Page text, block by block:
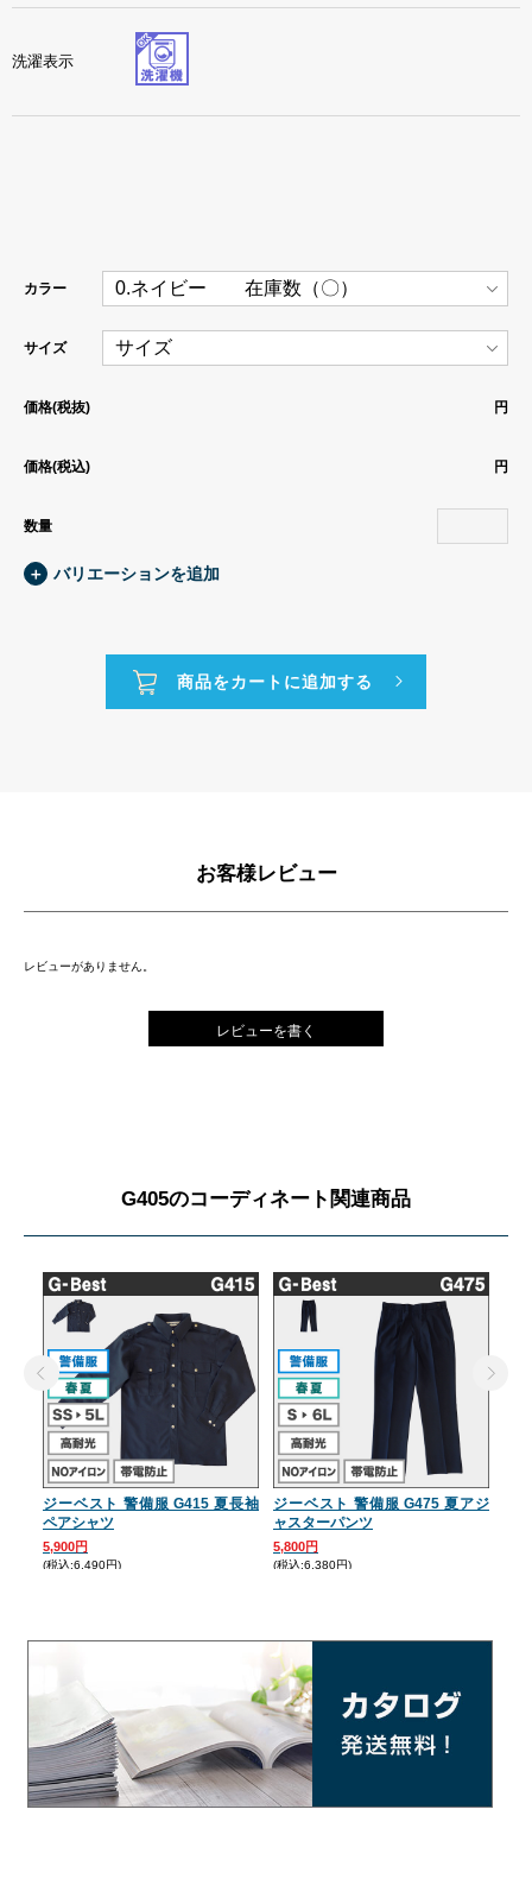
洗濯表示
カラー
サイズ
価格(税抜) 円
価格(税込) 円
数量
＋ バリエーションを追加
お客様レビュー
レビューがありません。
レビューを書く
G405のコーディネート関連商品
ジーベスト 警備服 G415 夏長袖
ペアシャツ
5,900円
(税込:6,490円)
ジーベスト 警備服 G475 夏アジ
ャスターパンツ
5,800円
(税込:6,380円)